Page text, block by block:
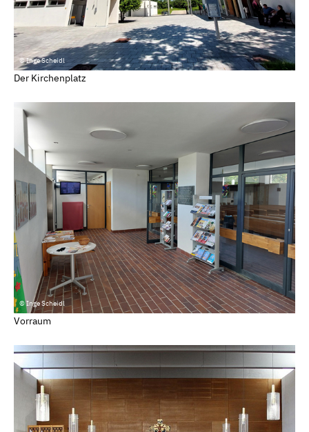
© Inge Scheidl
Der Kirchenplatz
© Inge Scheidl
Vorraum